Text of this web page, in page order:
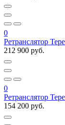
0
Ретранслятор
212 900 руб.
0
Ретранслятор
154 200 руб.